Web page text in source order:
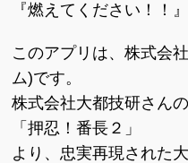
『燃えてください！！』
このアプリは、株式会
ム)です。
株式会社大都技研さん
「押忍！番長２」
より、忠実再現された